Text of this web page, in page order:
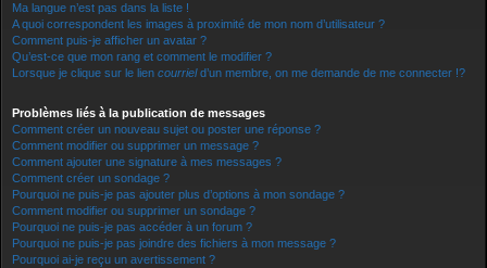
Ma langue n’est pas dans la liste !
A quoi correspondent les images à proximité de mon nom d’utilisateur ?
Comment puis-je afficher un avatar ?
Qu’est-ce que mon rang et comment le modifier ?
Lorsque je clique sur le lien courrield’un membre, on me demande de me connecter !?
Problèmes liés à la publication de messages
Comment créer un nouveau sujet ou poster une réponse ?
Comment modifier ou supprimer un message ?
Comment ajouter une signature à mes messages ?
Comment créer un sondage ?
Pourquoi ne puis-je pas ajouter plus d’options à mon sondage ?
Comment modifier ou supprimer un sondage ?
Pourquoi ne puis-je pas accéder à un forum ?
Pourquoi ne puis-je pas joindre des fichiers à mon message ?
Pourquoi ai-je reçu un avertissement ?